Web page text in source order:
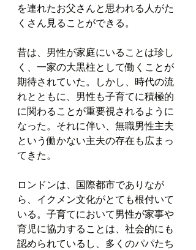
を連れたお父さんと思われる人がた
くさん見ることができる。
昔は、男性が家庭にいることは珍し
く、一家の大黒柱として働くことが
期待されていた。しかし、時代の流
れとともに、男性も子育てに積極的
に関わることが重要視されるように
なった。それに伴い、無職男性主夫
という働かない主夫の存在も広まっ
てきた。
ロンドンは、国際都市でありなが
ら、イクメン文化がとても根付いて
いる。子育てにおいて男性が家事や
育児に協力することは、社会的にも
認められているし、多くのパパたち